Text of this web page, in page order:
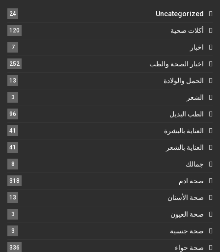
Uncategorized
24
أكلات صحية 120
اخبار 7
اخبار الصحة والطب 252
الحمل والولادة 13
الشعر 3
الطب البديل 96
العناية بالبشرة 41
العناية بالشعر 41
جمالك 8
صحة ادم 318
صحة الأسنان 13
صحة العيون 3
صحة جنسية 3
صحة حواء 336